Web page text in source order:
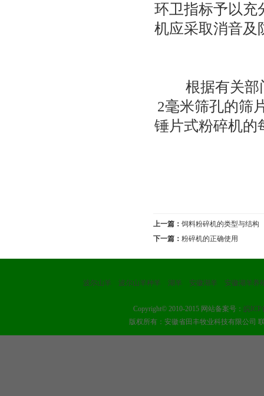
环卫指标予以充
机应采取消音及
根据有关部门
2毫米筛孔的筛
锤片式粉碎机的
上一篇： 饲料粉碎机的类型与结构
下一篇： 粉碎机的正确使用
波尔山羊 波尔山羊种羊 湖羊 安徽湖羊 安徽湖羊养
Copyright© 2010-2015 网站备案号： 皖ICP
版权所有：安徽省田丰牧业科技有限公司